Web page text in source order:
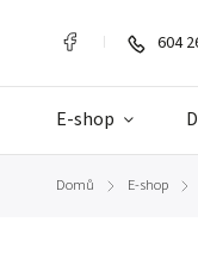
604
E-shop
Domů / E-shop /